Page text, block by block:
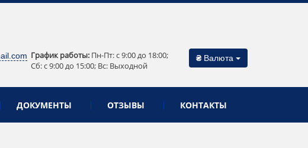
График работы: Пн-Пт: c 9:00 до 18:00;
Сб: c 9:00 до 15:00; Вс: Выходной
₴ Валюта
ДОКУМЕНТЫ ОТЗЫВЫ КОНТАКТЫ